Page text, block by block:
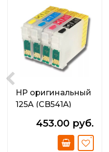
HP оригинальный
125A (CB541A)
453.00 руб.